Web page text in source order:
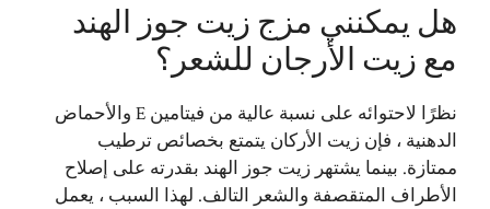
هل يمكنني مزج زيت جوز الهند
مع زيت الأرجان للشعر؟
نظرًا لاحتوائه على نسبة عالية من فيتامين E والأحماض
الدهنية ، فإن زيت الأركان يتمتع بخصائص ترطيب
ممتازة. بينما يشتهر زيت جوز الهند بقدرته على إصلاح
الأطراف المتقصفة والشعر التالف. لهذا السبب ، يعمل